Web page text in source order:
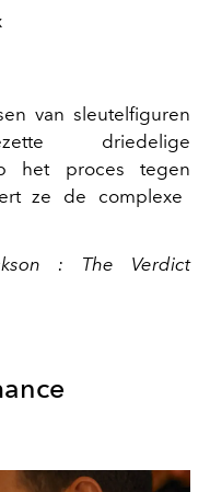
van sleutelfiguren
driedelige
het proces tegen
ze de complexe
: The Verdict